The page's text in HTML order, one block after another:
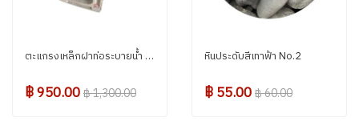
ตะแกรงเหล็กฝาท่อระบายน้ำ ชุปกัลวาไนซ์ 30 ซม.
฿ 950.00฿ 1,300.00
หินประดับสีเทาฟ้า No.2
฿ 55.00฿ 60.00